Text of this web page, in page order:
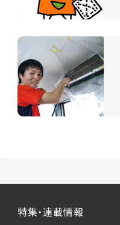
特集・連載情報